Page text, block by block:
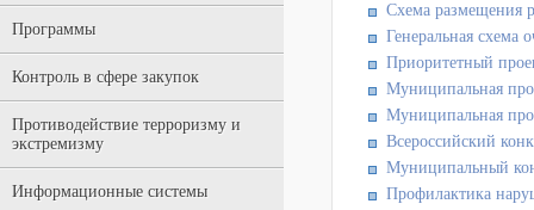
Программы
Контроль в сфере закупок
Противодействие терроризму и
экстремизму
Информационные системы
Схема размещения
Генеральная схема
Приоритетный
Муниципальная
Муниципальная
Всероссийский
Муниципальный
Профилактика